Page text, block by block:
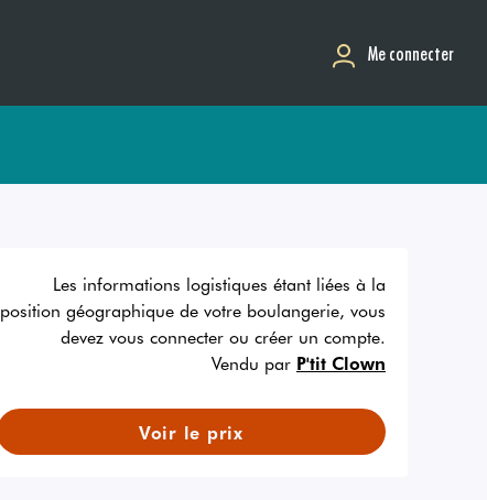
Me connecter
Les informations logistiques étant liées à la
position géographique de votre boulangerie, vous
devez vous connecter ou créer un compte.
Vendu par P'tit Clown
Voir le prix